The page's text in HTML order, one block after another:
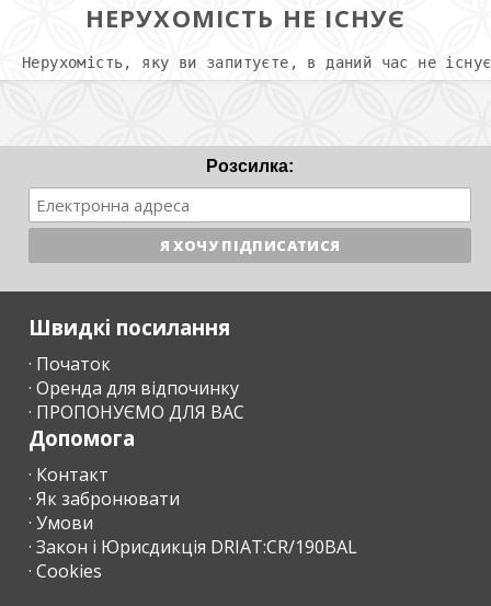
НЕРУХОМІСТЬ НЕ ІСНУЄ
Нерухомість, яку ви запитуєте, в даний час не
Розсилка:
Швидкі посилання
· Початок
· Оренда для відпочинку
· ПРОПОНУЄМО ДЛЯ ВАС
Допомога
· Контакт
· Як забронювати
· Умови
· Закон і Юрисдикція DRIAT:CR/190BAL
· Cookies